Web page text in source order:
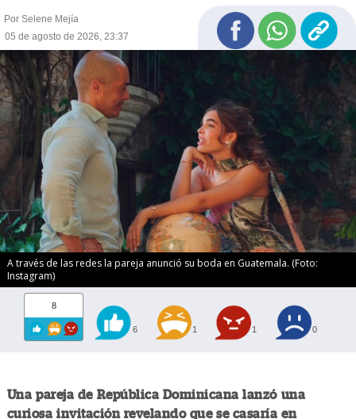
Por Selene Mejía
05 de agosto de 2026, 23:37
A través de las redes la pareja anunció su boda en Guatemala. (Foto:
Instagram)
8
6 1 1 0
Una pareja de República Dominicana lanzó una
curiosa invitación revelando que se casaría en